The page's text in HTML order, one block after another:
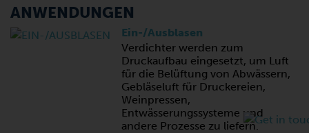
ANWENDUNGEN
Ein-/Ausblasen
Verdichter werden zum
Druckaufbau eingesetzt, um Luft
für die Belüftung von Abwässern,
Gebläseluft für Druckereien,
Weinpressen,
Entwässerungssysteme und
andere Prozesse zu liefern.